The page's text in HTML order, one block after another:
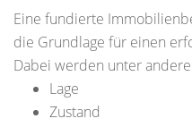
Eine fundierte
die Grundlage für einen
Dabei werden unter
Lage
Zustand